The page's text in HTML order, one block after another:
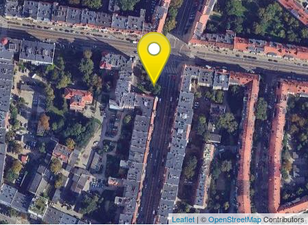
Leaflet| ©OpenStreetMapContributors